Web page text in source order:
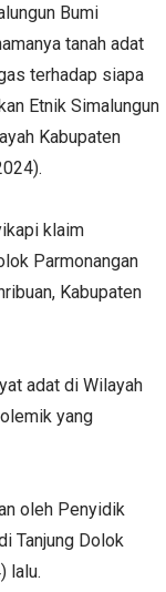
Bumi
tanah adat
terhadap siapa
Etnik Simalungun
Kabupaten
klaim
Parmonangan
Kabupaten
adat di Wilayah
yang
oleh Penyidik
Tanjung Dolok
lalu.